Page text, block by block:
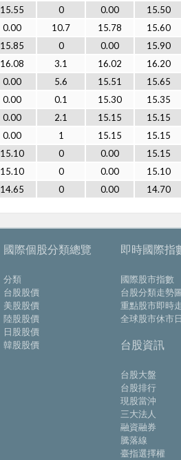
15.55 0 0.00
15.50
0.00 10.7 15.78
15.60
15.85 0 0.00
15.90
16.08 3.1 16.02
16.20
0.00 5.6 15.51
15.65
0.00 0.1 15.30
15.35
0.00 2.1 15.15
15.15
0.00 1 15.15
15.15
15.10 0 0.00
15.15
15.10 0 0.00
15.10
14.65 0 0.00 14.70
國際個股分類總覽
分類
台股股價
美股股價
陸股股價
日股股價
韓股股價
即時國際指
國際股市指數
台股分類走勢
重點股市即時
全球股市休市
台股資訊
台股大盤
台股排行
現股當沖
三大法人
融資融券
騰落線
臺指選擇權